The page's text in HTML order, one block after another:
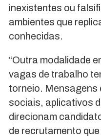
inexistentes ou
ambientes que
conhecidas.
“Outra modalidade
vagas de trabalho
torneio. Mensagens
sociais, aplicativos
direcionam
de recrutamento